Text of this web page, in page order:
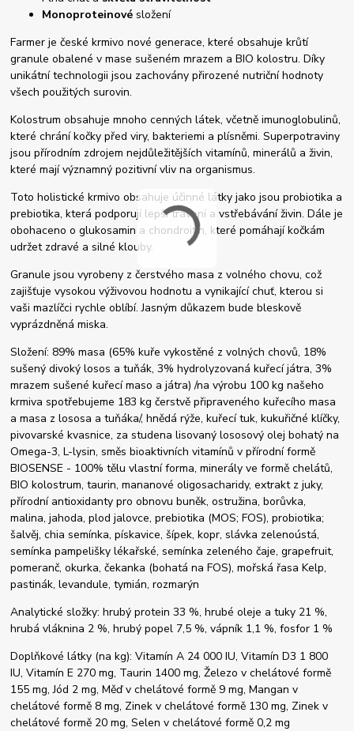
Monoproteinovésložení
Farmer je české krmivo nové generace, které obsahuje krůtí
granule obalené v mase sušeném mrazem a BIO kolostru. Díky
unikátní technologii jsou zachovány přirozené nutriční hodnoty
všech použitých surovin.
Kolostrum obsahuje mnoho cenných látek, včetně imunoglobulinů,
které chrání kočky před viry, bakteriemi a plísněmi. Superpotraviny
jsou přírodním zdrojem nejdůležitějších vitamínů, minerálů a živin,
které mají významný pozitivní vliv na organismus.
Toto holistické krmivo obsahuje účinné látky jako jsou probiotika a
prebiotika, která podporují lepší trávení a vstřebávání živin. Dále je
obohaceno o glukosamin a chondroitin, které pomáhají kočkám
udržet zdravé a silné klouby.
Granule jsou vyrobeny z čerstvého masa z volného chovu, což
zajišťuje vysokou výživovou hodnotu a vynikající chuť, kterou si
vaši mazlíčci rychle oblíbí. Jasným důkazem bude bleskově
vyprázdněná miska.
Složení: 89% masa (65% kuře vykostěné z volných chovů, 18%
sušený divoký losos a tuňák, 3% hydrolyzovaná kuřecí játra, 3%
mrazem sušené kuřecí maso a játra) /na výrobu 100 kg našeho
krmiva spotřebujeme 183 kg čerstvě připraveného kuřecího masa
a masa z lososa a tuňáka/, hnědá rýže, kuřecí tuk, kukuřičné klíčky,
pivovarské kvasnice, za studena lisovaný lososový olej bohatý na
Omega-3, L-lysin, směs bioaktivních vitamínů v přírodní formě
BIOSENSE - 100% tělu vlastní forma, minerály ve formě chelátů,
BIO kolostrum, taurin, mananové oligosacharidy, extrakt z juky,
přírodní antioxidanty pro obnovu buněk, ostružina, borůvka,
malina, jahoda, plod jalovce, prebiotika (MOS; FOS), probiotika;
šalvěj, chia semínka, pískavice, šípek, kopr, slávka zelenoústá,
semínka pampelišky lékařské, semínka zeleného čaje, grapefruit,
pomeranč, okurka, čekanka (bohatá na FOS), mořská řasa Kelp,
pastinák, levandule, tymián, rozmarýn
Analytické složky: hrubý protein 33 %, hrubé oleje a tuky 21 %,
hrubá vláknina 2 %, hrubý popel 7,5 %, vápník 1,1 %, fosfor 1 %
Doplňkové látky (na kg): Vitamín A 24 000 IU, Vitamín D3 1 800
IU, Vitamín E 270 mg, Taurin 1400 mg, Železo v chelátové formě
155 mg, Jód 2 mg, Měď v chelátové formě 9 mg, Mangan v
chelátové formě 8 mg, Zinek v chelátové formě 130 mg, Zinek v
chelátové formě 20 mg, Selen v chelátové formě 0,2 mg